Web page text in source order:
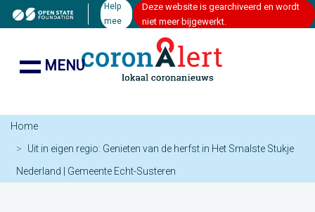
Help
mee
Deze website is gearchiveerd en wordt
niet meer bijgewerkt.
MENU
Home
Uit in eigen regio: Genieten van de herfst in Het Smalste Stukje
Nederland | Gemeente Echt-Susteren